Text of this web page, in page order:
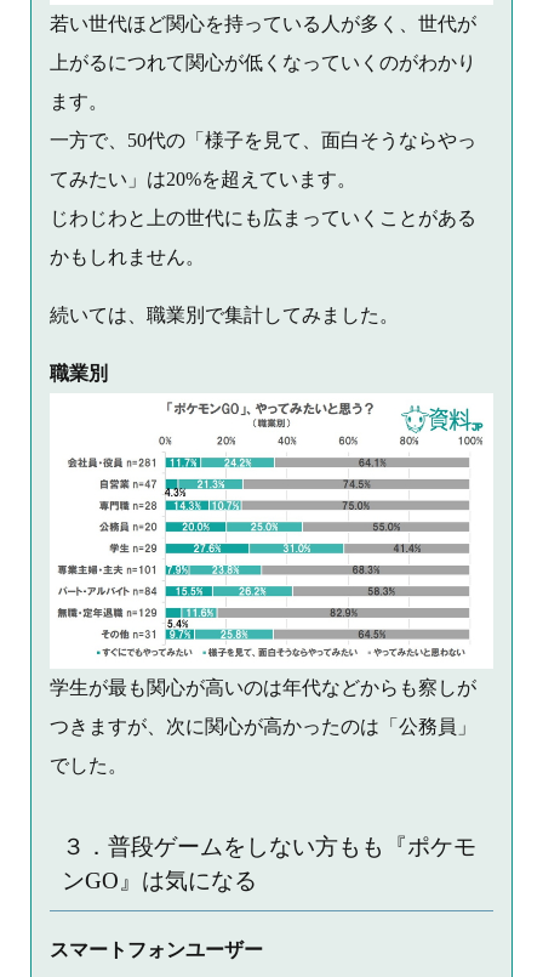
若い世代ほど関心を持っている人が多く、世代が
上がるにつれて関心が低くなっていくのがわかり
ます。
一方で、50代の「様子を見て、面白そうならやっ
てみたい」は20%を超えています。
じわじわと上の世代にも広まっていくことがある
かもしれません。
続いては、職業別で集計してみました。
職業別
学生が最も関心が高いのは年代などからも察しが
つきますが、次に関心が高かったのは「公務員」
でした。
３．普段ゲームをしない方もも『ポケモ
ンGO』は気になる
スマートフォンユーザー